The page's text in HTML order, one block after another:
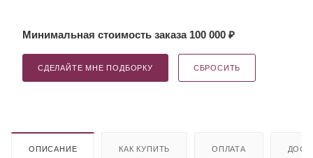
Минимальная стоимость заказа 100 000 ₽
СДЕЛАЙТЕ МНЕ ПОДБОРКУ СБРОСИТЬ
ОПИСАНИЕ КАК КУПИТЬ ОПЛАТА